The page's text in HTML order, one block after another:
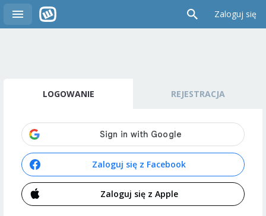
Zaloguj się
LOGOWANIE REJESTRACJA
Zaloguj się z Facebook
Zaloguj się z Apple